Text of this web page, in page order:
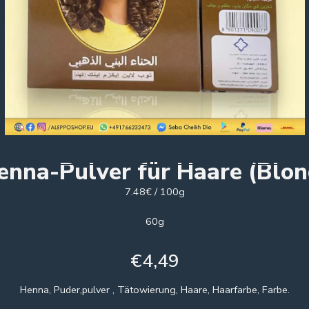
Pulver für Haare
7.48€ / 100g
60g
€4,49
Henna, Puder,pulver , Tätowierung, Haare, Haarfarbe, Farbe.